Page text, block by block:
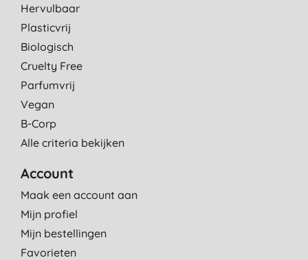
Hervulbaar
Plasticvrij
Biologisch
Cruelty Free
Parfumvrij
Vegan
B-Corp
Alle criteria bekijken
Account
Maak een account aan
Mijn profiel
Mijn bestellingen
Favorieten